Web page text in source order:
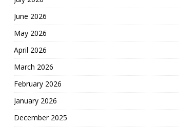
June 2026
May 2026
April 2026
March 2026
February 2026
January 2026
December 2025